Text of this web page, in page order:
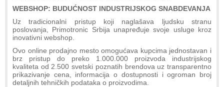
WEBSHOP: BUDUĆNOST INDUSTRIJSKOG SNABDEVANJA
Uz tradicionalni pristup koji naglašava ljudsku stranu
poslovanja, Primotronic Srbija unapređuje svoje usluge kroz
inovativni webshop.
Ovo online prodajno mesto omogućava kupcima jednostavan i
brz pristup do preko 1.000.000 proizvoda industrijskog
kvaliteta od 2.500 svetski poznatih brendova uz transparentno
prikazivanje cena, informacija o dostupnosti i ogroman broj
detaljnih tehničkih podataka o proizvodima.